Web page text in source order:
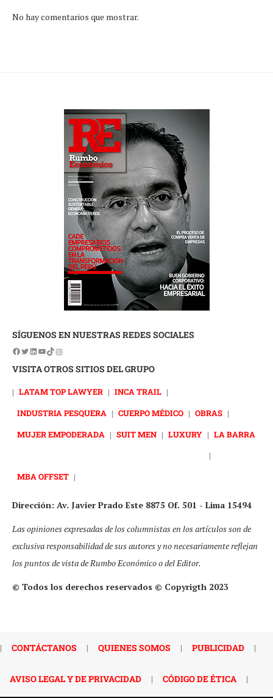
No hay comentarios que mostrar.
SÍGUENOS EN NUESTRAS REDES SOCIALES
VISITA OTROS SITIOS DEL GRUPO
| LATAM TOP LAWYER | INCA TRAIL |
INDUSTRIA PESQUERA | CUERPO MÉDICO | OBRAS |
MUJER EMPODERADA | SUIT MEN | LUXURY | LA BARRA
|
MBA OFFSET |
Dirección: Av. Javier Prado Este 8875 Of. 501 - Lima 15494
Las opiniones expresadas de los columnistas en los artículos son de
exclusiva responsabilidad de sus autores y no necesariamente reflejan
los puntos de vista de Rumbo Económico o del Editor.
© Todos los derechos reservados © Copyrigth 2023
| CONTÁCTANOS | QUIENES SOMOS | PUBLICIDAD |
AVISO LEGAL Y DE PRIVACIDAD | CÓDIGO DE ÉTICA |